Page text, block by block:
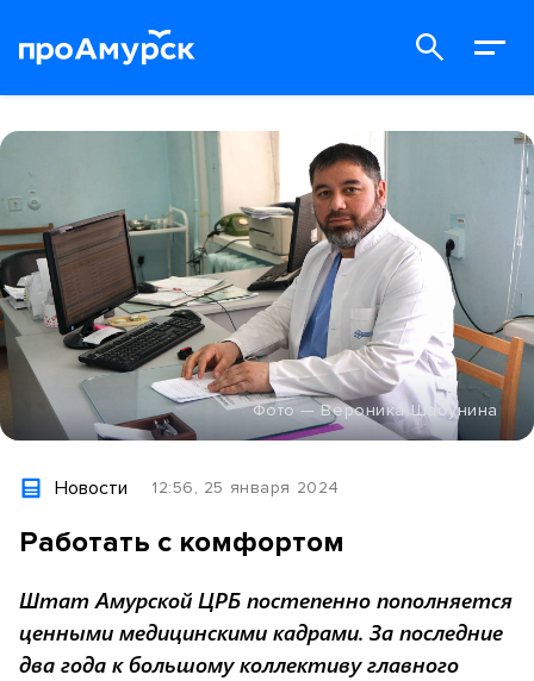
Фото — Вероника Шабунина
Новости 12:56, 25 января 2024
Работать с комфортом
Штат Амурской ЦРБ постепенно пополняется
ценными медицинскими кадрами. За последние
два года к большому коллективу главного